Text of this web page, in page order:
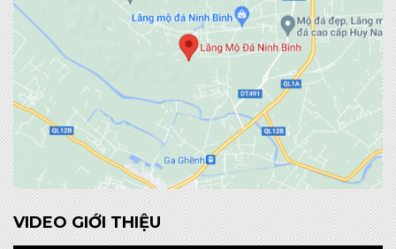
VIDEO GIỚI THIỆU